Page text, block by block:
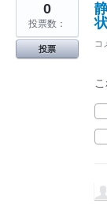
0
投票数：
投票
コ